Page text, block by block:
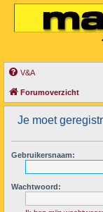
V&A
Forumoverzicht
Je moet
Gebruikersnaam:
Wachtwoord: